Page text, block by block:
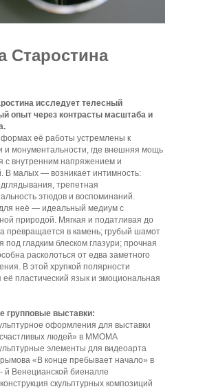
Старостина
исследует телесный
опыт через контрасты масштаба и
формах её работы устремлены к
и монументальности, где внешняя мощь
с внутренним напряжением и
В малых — возникает интимность:
трепетная
этюдов и воспоминаний.
неё — идеальный медиум с
природой. Мягкая и податливая до
превращается в камень; грубый шамот
под гладким блеском глазури; прочная
расколоться от едва заметного
В этой хрупкой полярности
её пластический язык и эмоциональная
групповые выставки:
оформления для выставки
людей» в ММОМА
элементы для видеоарта
«В конце пребывает начало» в
й Венецианской биеналле
скульптурных композиций